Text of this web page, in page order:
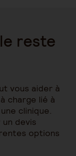
reste
vous aider à
charge lié à
clinique.
un devis
options